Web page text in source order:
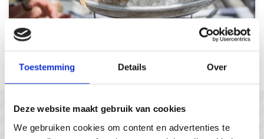
Toestemming Details Over
Deze website maakt gebruik van cookies
We gebruiken cookies om content en advertenties te
Les plaisirs gourmands
In gesprek met...
#gastvrijzeeuwsvlaanderen